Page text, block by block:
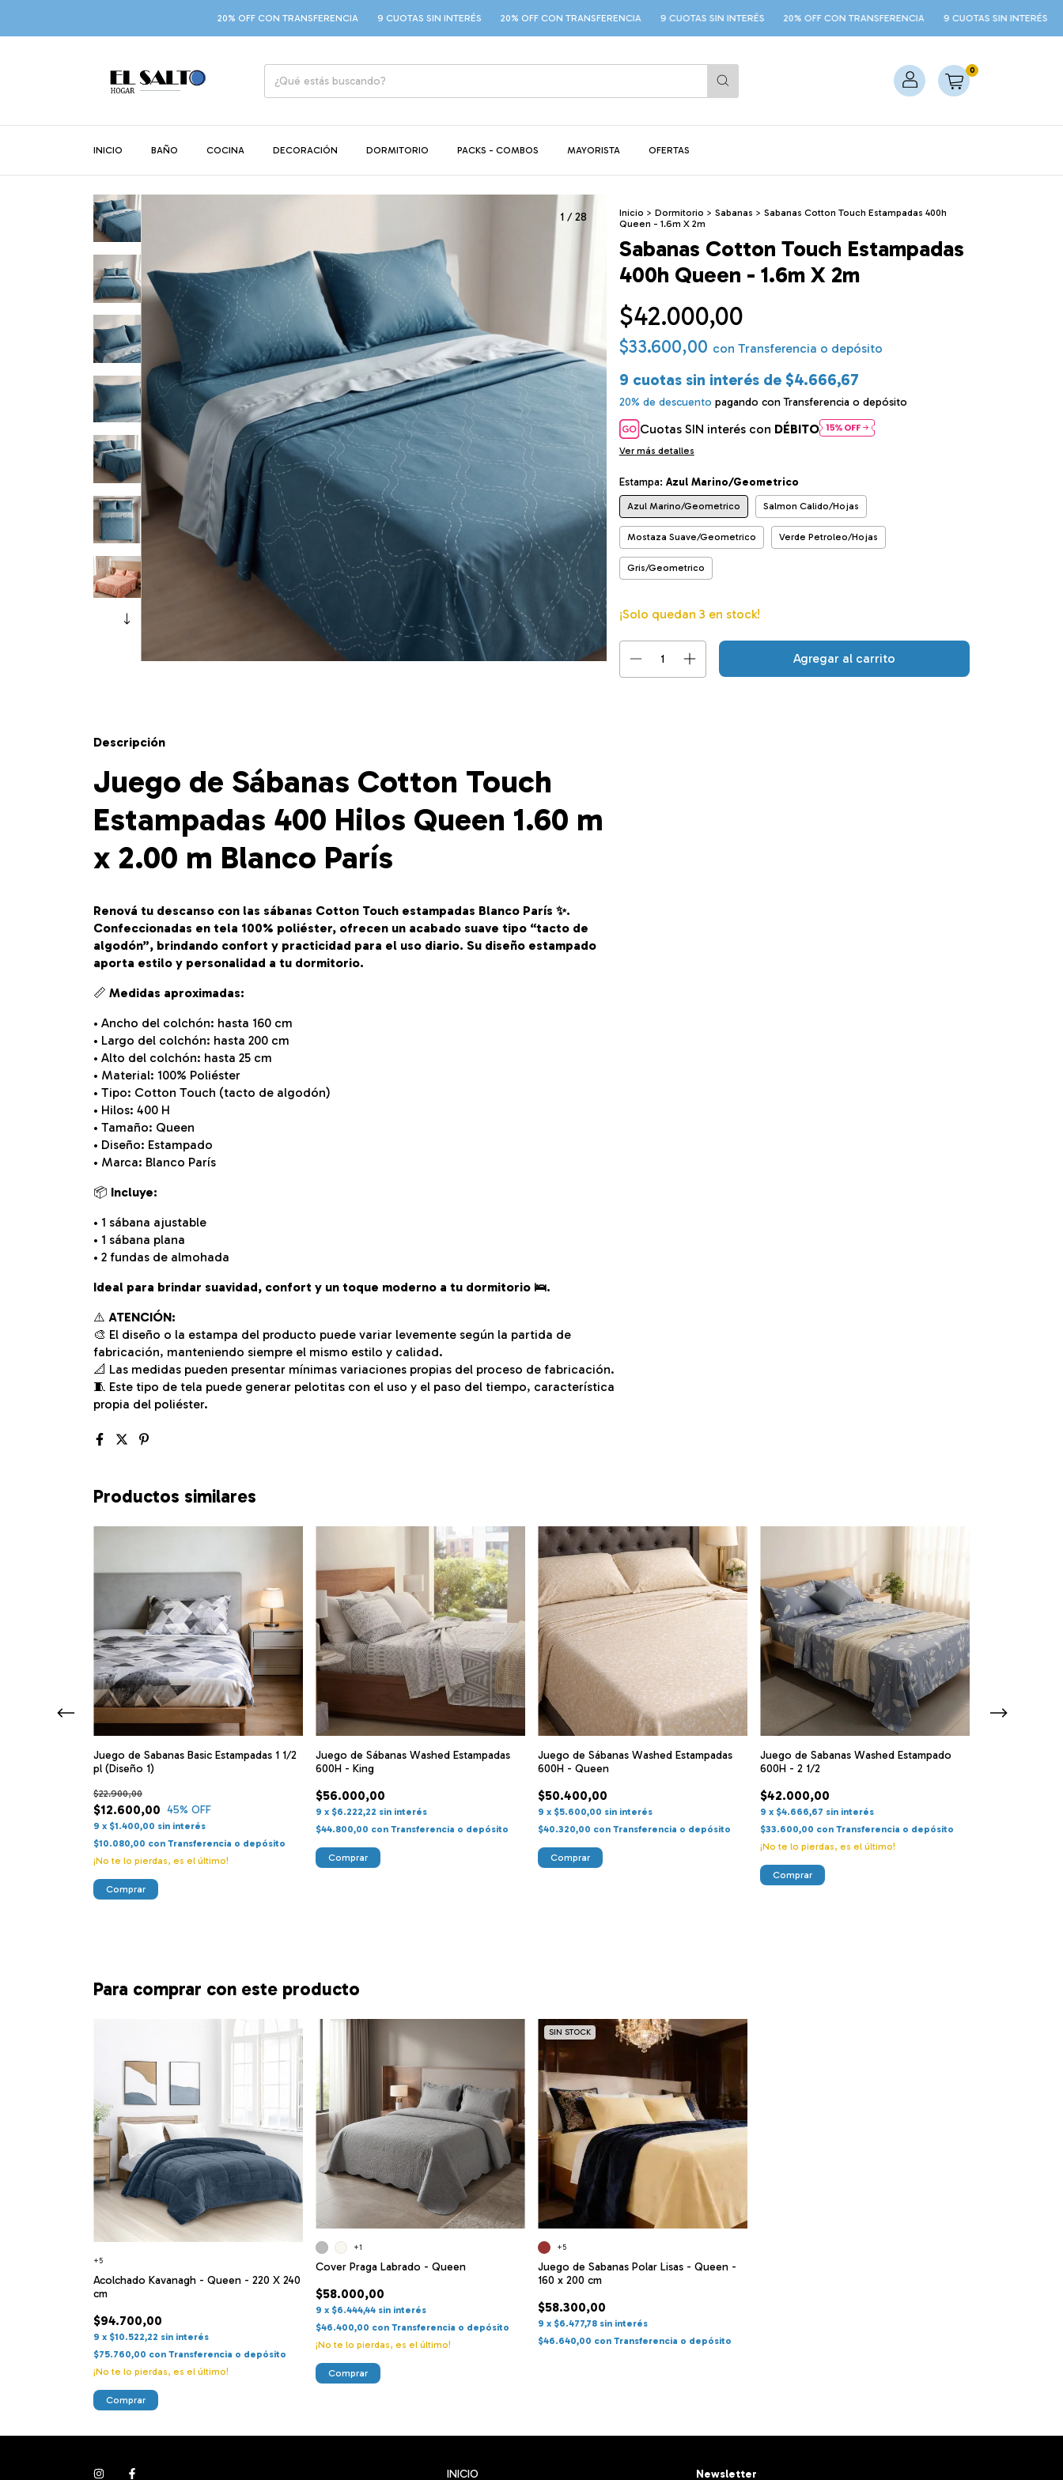
20% OFF CON TRANSFERENCIA 9 CUOTAS SIN INTERÉS 20% OFF CON TRANSFERENCIA 9 CUOTAS SIN INTERÉS 20% OFF CON TRANSFERENCIA 9 CUOTAS SIN INTERÉS 20% OFF
0
INICIO BAÑO COCINA DECORACIÓN DORMITORIO PACKS - COMBOS MAYORISTA OFERTAS
1/28 Inicio > Dormitorio > Sabanas > Sabanas Cotton Touch Estampadas 400h
Queen - 1.6m X 2m
Sabanas Cotton Touch Estampadas
400h Queen - 1.6m X 2m
$42.000,00
$33.600,00 con Transferencia o depósito
Cuotas SIN interés con DÉBITO
9 cuotas sin interés de $4.666,67
20% de descuento pagando con Transferencia o depósito
Ver más detalles
Estampa: Azul Marino/Geometrico
Azul Marino/Geometrico Salmon Calido/Hojas
Mostaza Suave/Geometrico Verde Petroleo/Hojas
Gris/Geometrico
¡Solo quedan 3 en stock!
Descripción
Juego de Sábanas Cotton Touch
Estampadas 400 Hilos Queen 1.60 m
x 2.00 m Blanco París
Renová tu descanso con las sábanas Cotton Touch estampadas Blanco París ✨.
Confeccionadas en tela 100% poliéster, ofrecen un acabado suave tipo “tacto de
algodón”, brindando confort y practicidad para el uso diario. Su diseño estampado
aporta estilo y personalidad a tu dormitorio.
📏 Medidas aproximadas:
• Ancho del colchón: hasta 160 cm
• Largo del colchón: hasta 200 cm
• Alto del colchón: hasta 25 cm
• Material: 100% Poliéster
• Tipo: Cotton Touch (tacto de algodón)
• Hilos: 400 H
• Tamaño: Queen
• Diseño: Estampado
• Marca: Blanco París
📦 Incluye:
• 1 sábana ajustable
• 1 sábana plana
• 2 fundas de almohada
Ideal para brindar suavidad, confort y un toque moderno a tu dormitorio 🛌.
⚠️ ATENCIÓN:
🎨 El diseño o la estampa del producto puede variar levemente según la partida de
fabricación, manteniendo siempre el mismo estilo y calidad.
📐 Las medidas pueden presentar mínimas variaciones propias del proceso de fabricación.
🧵 Este tipo de tela puede generar pelotitas con el uso y el paso del tiempo, característica
propia del poliéster.
Productos similares
Juego de Sabanas Basic Estampadas 1 1/2
pl (Diseño 1)
$12.600,00
$22.900,00
45% OFF
9 x $1.400,00 sin interés
$10.080,00 con Transferencia o depósito
¡No te lo pierdas, es el último!
Comprar
Juego de Sábanas Washed Estampadas
600H - King
$56.000,00
9 x $6.222,22 sin interés
$44.800,00 con Transferencia o depósito
Comprar
Juego de Sábanas Washed Estampadas
600H - Queen
$50.400,00
9 x $5.600,00 sin interés
$40.320,00 con Transferencia o depósito
Comprar
Juego de Sabanas Washed Estampado
600H - 2 1/2
$42.000,00
9 x $4.666,67 sin interés
$33.600,00 con Transferencia o depósito
¡No te lo pierdas, es el último!
Comprar
Para comprar con este producto
Acolchado Kavanagh - Queen - 220 X 240
cm
$94.700,00
9 x $10.522,22 sin interés
$75.760,00 con Transferencia o depósito
¡No te lo pierdas, es el último!
+5
Comprar
Cover Praga Labrado - Queen
$58.000,00
9 x $6.444,44 sin interés
$46.400,00 con Transferencia o depósito
¡No te lo pierdas, es el último!
+1
Comprar
SIN STOCK
Juego de Sabanas Polar Lisas - Queen -
160 x 200 cm
$58.300,00
9 x $6.477,78 sin interés
$46.640,00 con Transferencia o depósito
+5
INICIO Newsletter